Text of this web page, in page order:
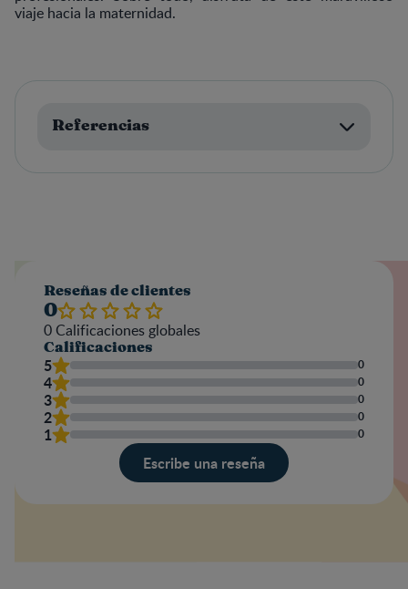
viaje hacia la maternidad.
Referencias
Reseñas de clientes
0
0 Calificaciones globales
Calificaciones
5 0
4 0
3 0
2 0
1 0
Escribe una reseña